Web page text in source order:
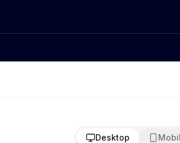
Desktop Mobil